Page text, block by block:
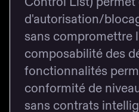
d'autorisation/
sans compromettre
composabilité des
fonctionnalités
conformité de
sans contrats